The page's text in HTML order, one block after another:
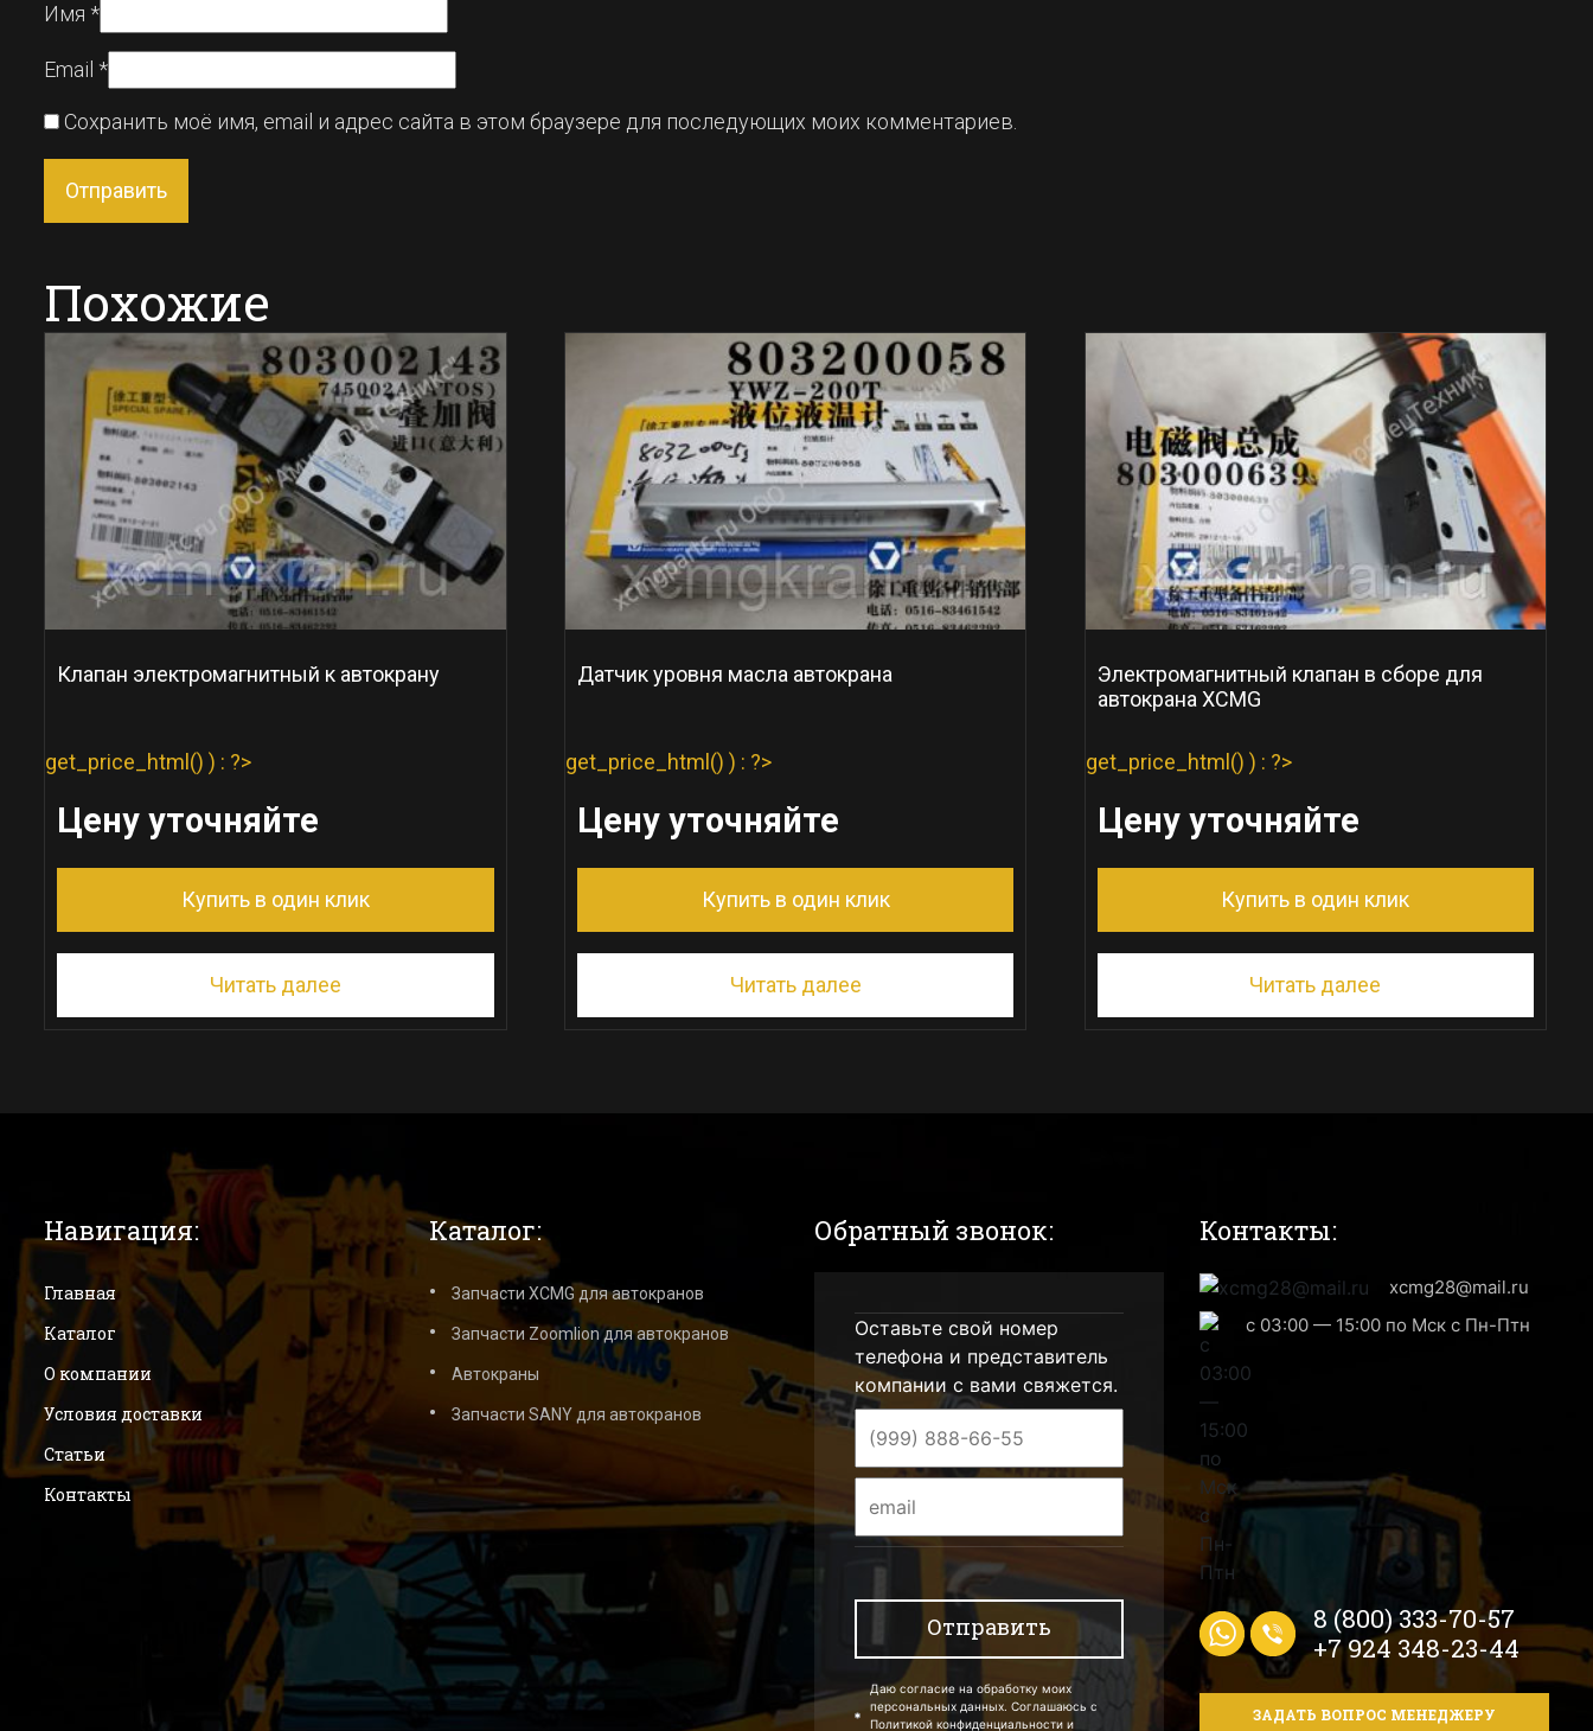
Имя *
Email *
Сохранить моё имя, email и адрес сайта в этом браузере для последующих моих комментариев.
Похожие
Клапан электромагнитный к автокрану
get_price_html() ) : ?>
Цену уточняйте
Купить в один клик
Читать далее
Датчик уровня масла автокрана
get_price_html() ) : ?>
Цену уточняйте
Купить в один клик
Читать далее
Электромагнитный клапан в сборе для
автокрана XCMG
get_price_html() ) : ?>
Цену уточняйте
Купить в один клик
Читать далее
Навигация:
Главная
Каталог
О компании
Условия доставки
Статьи
Контакты
Каталог:
Запчасти XCMG для автокранов
Запчасти Zoomlion для автокранов
Автокраны
Запчасти SANY для автокранов
Обратный звонок:
Оставьте свой номер
телефона и представитель
компании с вами свяжется.
Даю согласие на обработку моих
персональных данных. Соглашаюсь с
Политикой конфиденциальности и
Контакты:
xcmg28@mail.ru
с 03:00 — 15:00 по Мск с Пн-Птн
8 (800) 333-70-57
+7 924 348-23-44
ЗАДАТЬ ВОПРОС МЕНЕДЖЕРУ